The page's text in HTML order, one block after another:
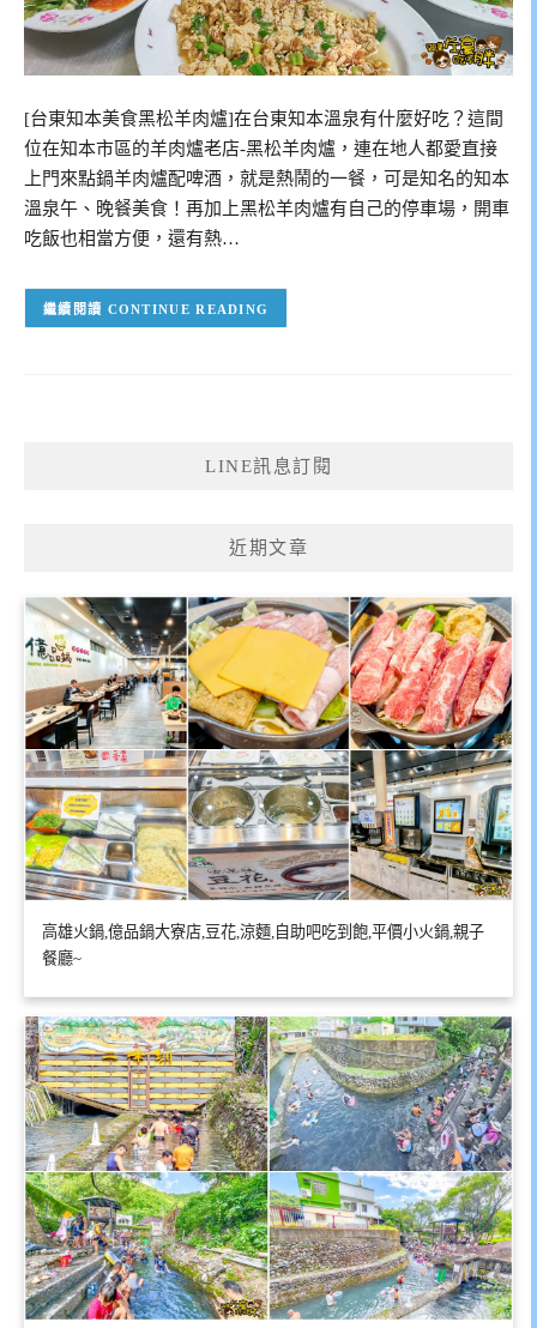
[台東知本美食黑松羊肉爐]在台東知本溫泉有什麼好吃？這間
位在知本市區的羊肉爐老店-黑松羊肉爐，連在地人都愛直接
上門來點鍋羊肉爐配啤酒，就是熱鬧的一餐，可是知名的知本
溫泉午、晚餐美食！再加上黑松羊肉爐有自己的停車場，開車
吃飯也相當方便，還有熱…
CONTINUE READING
LINE訊息訂閱
近期文章
高雄火鍋,億品鍋大寮店,豆花,涼麵,自助吧吃到飽,平價小火鍋,親子
餐廳~